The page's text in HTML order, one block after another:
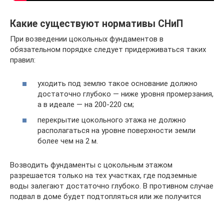
Какие существуют нормативы СНиП
При возведении цокольных фундаментов в
обязательном порядке следует придерживаться таких
правил:
уходить под землю такое основание должно
достаточно глубоко — ниже уровня промерзания,
а в идеале — на 200-220 см;
перекрытие цокольного этажа не должно
располагаться на уровне поверхности земли
более чем на 2 м.
Возводить фундаменты с цокольным этажом
разрешается только на тех участках, где подземные
воды залегают достаточно глубоко. В противном случае
подвал в доме будет подтопляться или же получится